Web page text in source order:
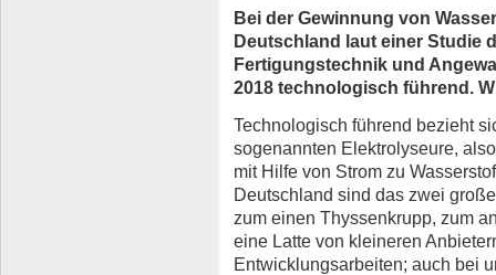
Bei der Gewinnung von
Deutschland laut einer Studie
Fertigungstechnik und
2018 technologisch führend.
Technologisch führend bezieht
sogenannten Elektrolyseure,
mit Hilfe von Strom zu
Deutschland sind das zwei
zum einen Thyssenkrupp, zum
eine Latte von kleineren
Entwicklungsarbeiten; auch bei